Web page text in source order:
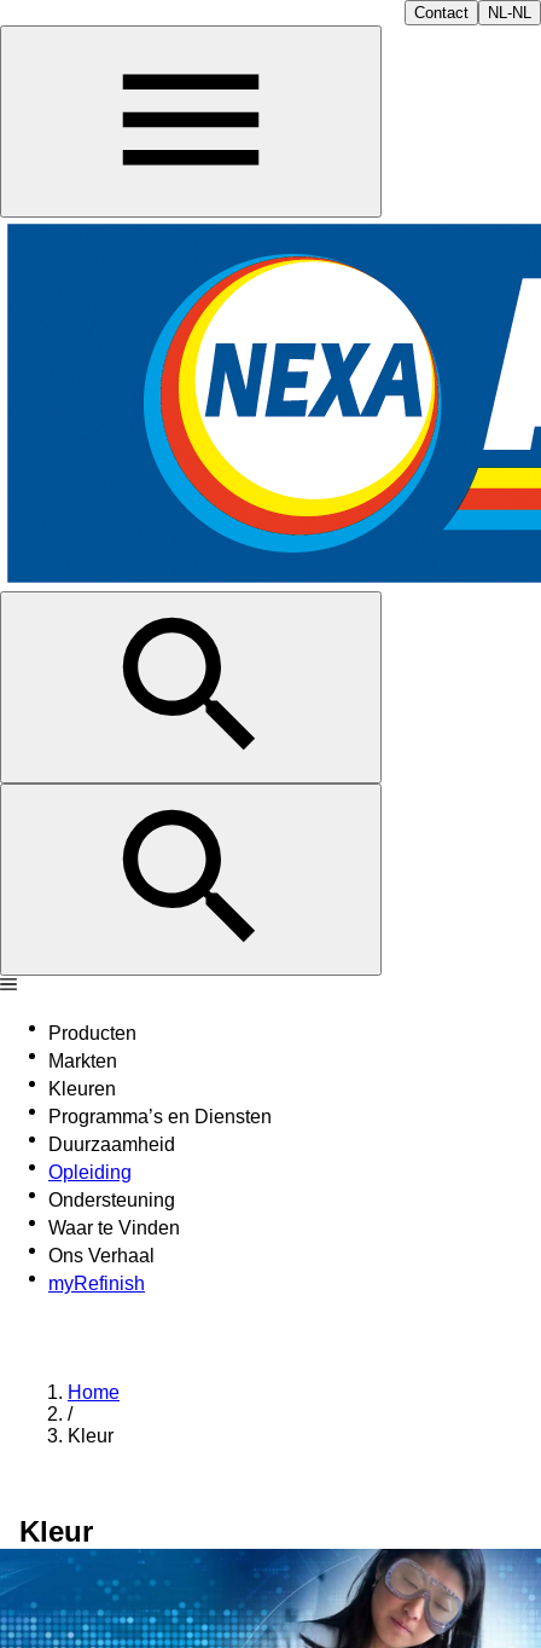
Contact NL-NL
Producten
Markten
Kleuren
Programma’s en Diensten
Duurzaamheid
Opleiding
Ondersteuning
Waar te Vinden
Ons Verhaal
myRefinish
Home
/
Kleur
Kleur